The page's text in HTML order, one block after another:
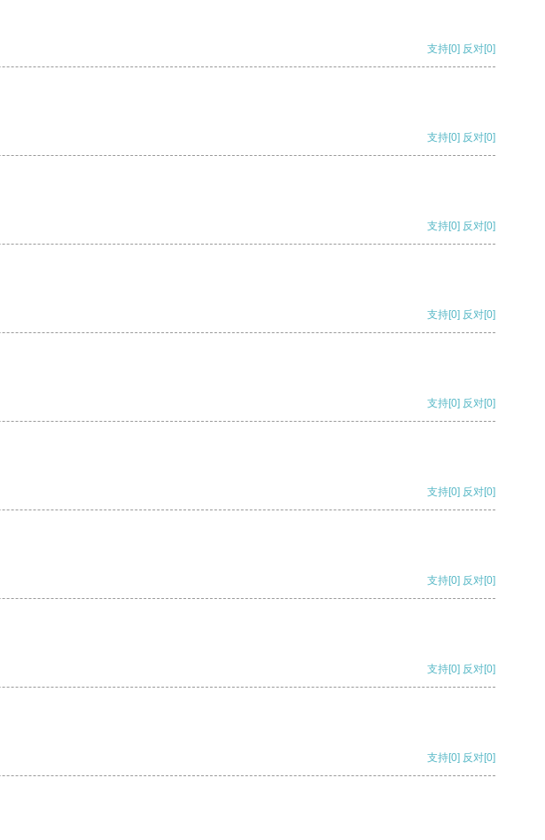
支持[0] 反对[0]
支持[0] 反对[0]
支持[0] 反对[0]
支持[0] 反对[0]
支持[0] 反对[0]
支持[0] 反对[0]
支持[0] 反对[0]
支持[0] 反对[0]
支持[0] 反对[0]